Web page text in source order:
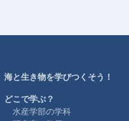
海と生き物を学びつくそう！
どこで学ぶ？
水産学部の学科